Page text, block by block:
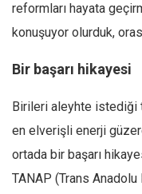
reformları hayata
konuşuyor olurduk,
Bir başarı hikayesi
Birileri aleyhte istediği
en elverişli enerji
ortada bir başarı
TANAP (Trans